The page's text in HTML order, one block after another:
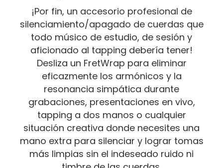
¡Por fin, un accesorio profesional de
silenciamiento/apagado de cuerdas que
todo músico de estudio, de sesión y
aficionado al tapping debería tener!
Desliza un FretWrap para eliminar
eficazmente los armónicos y la
resonancia simpática durante
grabaciones, presentaciones en vivo,
tapping a dos manos o cualquier
situación creativa donde necesites una
mano extra para silenciar y lograr tomas
más limpias sin el indeseado ruido ni